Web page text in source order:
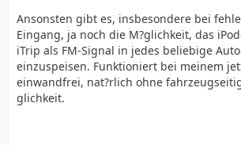
Ansonsten gibt es, insbesondere bei
Eingang, ja noch die M?glichkeit, das
iTrip als FM-Signal in jedes beliebige
einzuspeisen. Funktioniert bei meinem
einwandfrei, nat?rlich ohne
glichkeit.